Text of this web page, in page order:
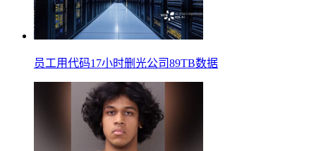
员工用代码17小时删光公司89TB数据